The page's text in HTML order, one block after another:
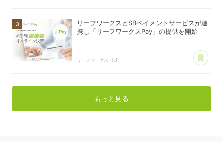
リーフワークスとSBペイメントサービスが連
携し「リーフワークスPay」の提供を開始
リーフワークス 公式
もっと見る